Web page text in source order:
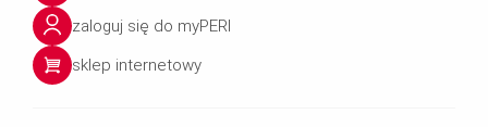
zaloguj się do myPERI
sklep internetowy